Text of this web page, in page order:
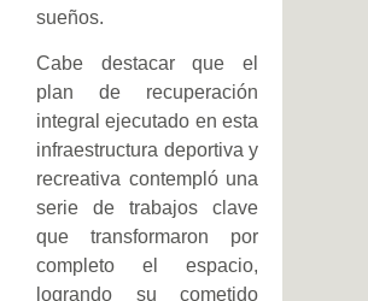
sueños.
Cabe destacar que el
plan de recuperación
integral ejecutado en esta
infraestructura deportiva y
recreativa contempló una
serie de trabajos clave
que transformaron por
completo el espacio,
logrando su cometido